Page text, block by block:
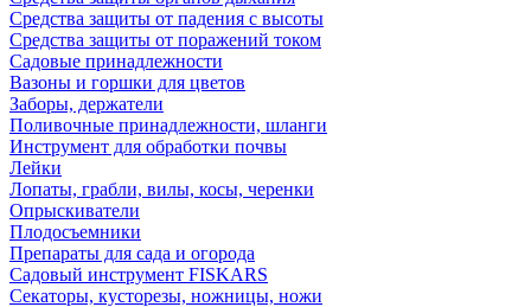
Средства защиты от падения с высоты
Средства защиты от поражений током
Садовые принадлежности
Вазоны и горшки для цветов
Заборы, держатели
Поливочные принадлежности, шланги
Инструмент для обработки почвы
Лейки
Лопаты, грабли, вилы, косы, черенки
Опрыскиватели
Плодосъемники
Препараты для сада и огорода
Садовый инструмент FISKARS
Секаторы, кусторезы, ножницы, ножи